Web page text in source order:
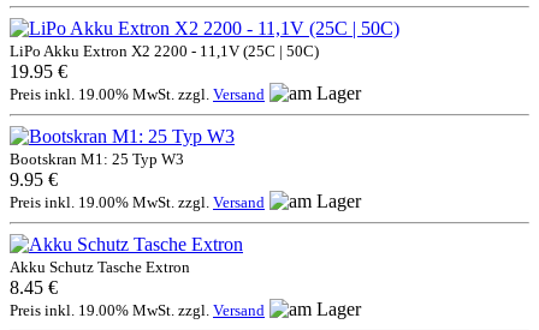
LiPo Akku Extron X2 2200 - 11,1V (25C | 50C)
19.95 €
Preis inkl. 19.00% MwSt. zzgl. Versand
Bootskran M1: 25 Typ W3
9.95 €
Preis inkl. 19.00% MwSt. zzgl. Versand
Akku Schutz Tasche Extron
8.45 €
Preis inkl. 19.00% MwSt. zzgl. Versand